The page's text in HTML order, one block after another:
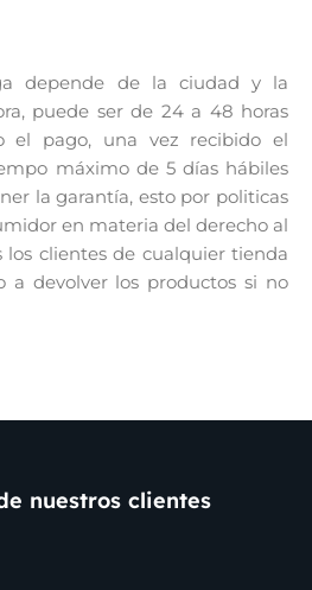
depende de la ciudad y la
puede ser de 24 a 48 horas
el pago, una vez recibido el
máximo de 5 días hábiles
la garantía, esto por politicas
en materia del derecho al
los clientes de cualquier tienda
a devolver los productos si no
nuestros clientes